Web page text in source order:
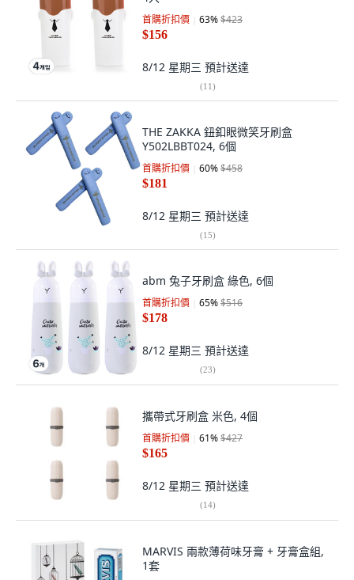
首購折扣價 63%$423
$156
8/12 星期三 預計送達
(11)
THE ZAKKA 鈕釦眼微笑牙刷盒
Y502LBBT024, 6個
首購折扣價 60%$458
$181
8/12 星期三 預計送達
(15)
abm 兔子牙刷盒 綠色, 6個
首購折扣價 65%$516
$178
8/12 星期三 預計送達
(23)
攜帶式牙刷盒 米色, 4個
首購折扣價 61%$427
$165
8/12 星期三 預計送達
(14)
MARVIS 兩款薄荷味牙膏 + 牙膏盒組,
1套